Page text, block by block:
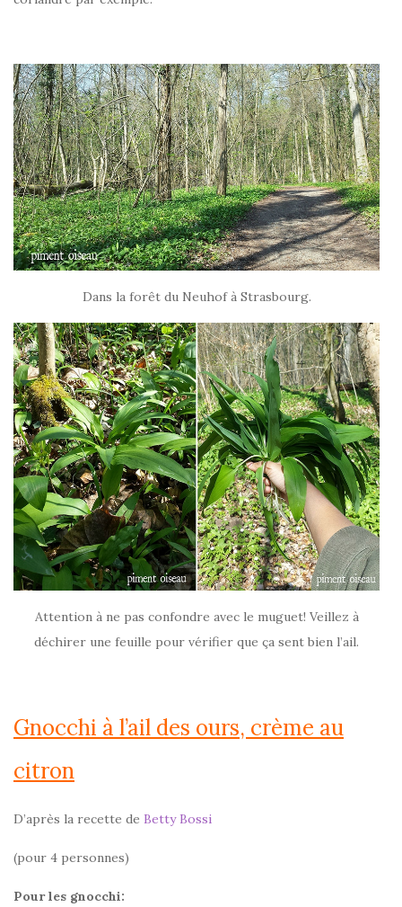
Dans la forêt du Neuhof à Strasbourg.
Attention à ne pas confondre avec le muguet! Veillez à
déchirer une feuille pour vérifier que ça sent bien l’ail.
Gnocchi à l’ail des ours, crème au
citron
D’après la recette de Betty Bossi
(pour 4 personnes)
Pour les gnocchi: